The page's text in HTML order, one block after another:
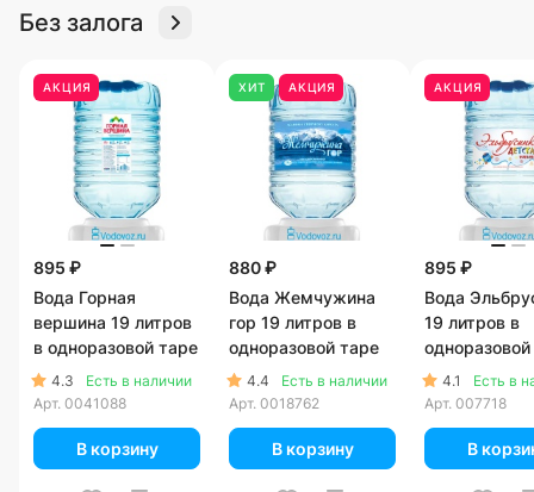
Без залога
АКЦИЯ
895 ₽
Вода Горная
вершина 19 литров
в одноразовой таре
4.3
Есть в наличии
Арт. 0041088
В корзину
ХИТ АКЦИЯ
880 ₽
Вода Жемчужина
гор 19 литров в
одноразовой таре
4.4
Есть в наличии
Арт. 0018762
В корзину
АКЦИЯ
895 ₽
Вода
19 литров в
4.1
Есть в
Арт. 007718
В